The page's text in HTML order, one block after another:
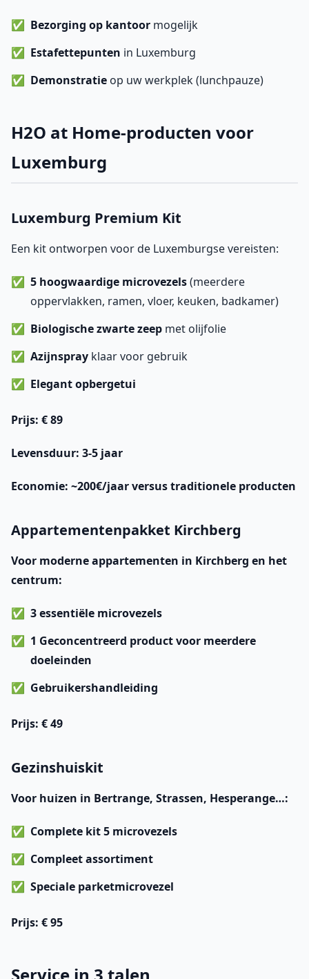
Bezorging op kantoor mogelijk
Estafettepunten in Luxemburg
Demonstratie op uw werkplek (lunchpauze)
H2O at Home-producten voor
Luxemburg
Luxemburg Premium Kit
Een kit ontworpen voor de Luxemburgse vereisten:
5 hoogwaardige microvezels(meerdere
oppervlakken, ramen, vloer, keuken, badkamer)
Biologische zwarte zeep met olijfolie
Azijnspray klaar voor gebruik
Elegant opbergetui
Prijs: € 89
Levensduur: 3-5 jaar
Economie: ~200€/jaar versus traditionele producten
Appartementenpakket Kirchberg
Voor moderne appartementen in Kirchberg en het
centrum:
3 essentiële microvezels
1 Geconcentreerd product voor meerdere
doeleinden
Gebruikershandleiding
Prijs: € 49
Gezinshuiskit
Voor huizen in Bertrange, Strassen, Hesperange…:
Complete kit 5 microvezels
Compleet assortiment
Speciale parketmicrovezel
Prijs: € 95